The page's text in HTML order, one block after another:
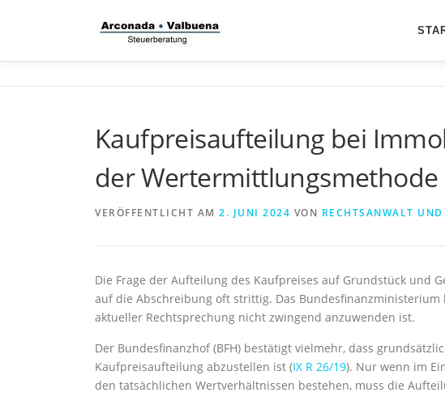
Kaufpreisaufteilung bei
der Wertermittlungsmethode
VERÖFFENTLICHT AM 2. JUNI 2024 VON RECHTSANWALT
Die Frage der Aufteilung des Kaufpreises auf Grundstück und
auf die Abschreibung oft strittig. Das
aktueller Rechtsprechung nicht zwingend anzuwenden ist.
Der Bundesfinanzhof (BFH) bestätigt vielmehr, dass
Kaufpreisaufteilung abzustellen ist (IX R 26/19). Nur wenn im
den tatsächlichen Wertverhältnissen bestehen, muss die